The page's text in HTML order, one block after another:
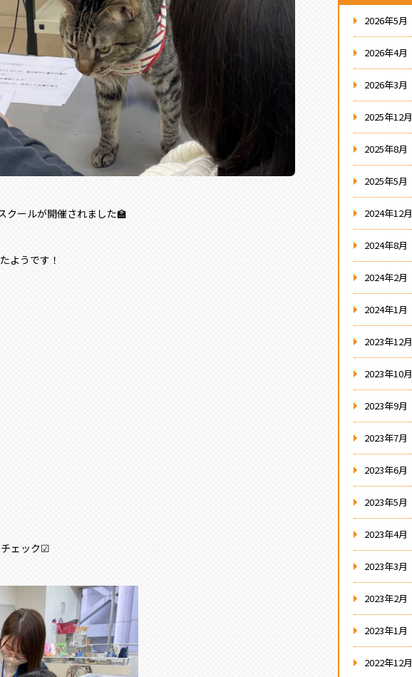
クールが開催されました🏫
ようです！
チェック☑
2026年5月
2026年4月
2026年3月
2025年12月
2025年8月
2025年5月
2024年12月
2024年8月
2024年2月
2024年1月
2023年12月
2023年10月
2023年9月
2023年7月
2023年6月
2023年5月
2023年4月
2023年3月
2023年2月
2023年1月
2022年12月